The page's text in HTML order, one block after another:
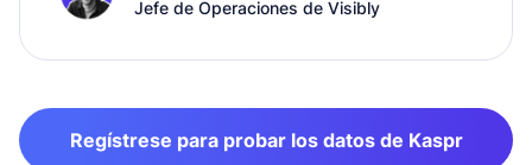
Jefe de Operaciones de Visibly
Regístrese para probar los datos de Kaspr